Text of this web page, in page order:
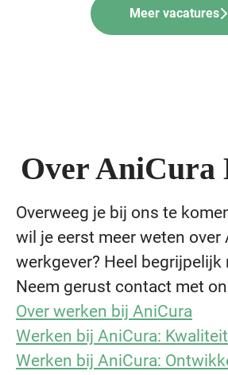
Meer vacatures
Over AniCura
Overweeg je bij ons te
wil je eerst meer weten over
werkgever? Heel begrijpelijk
Neem gerust contact met
Over werken bij AniCura
Werken bij AniCura: Kwaliteit
Werken bij AniCura: